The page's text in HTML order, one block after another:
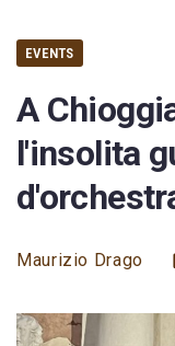
EVENTS
A
l'insolita
Maurizio Drago